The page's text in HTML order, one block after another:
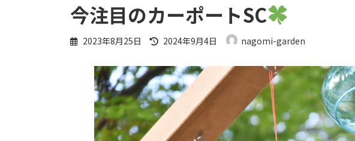
今注目のカーポートSC
2023年8月25日
最
新
日
時
:
2024年9月4日 nagomi-garden